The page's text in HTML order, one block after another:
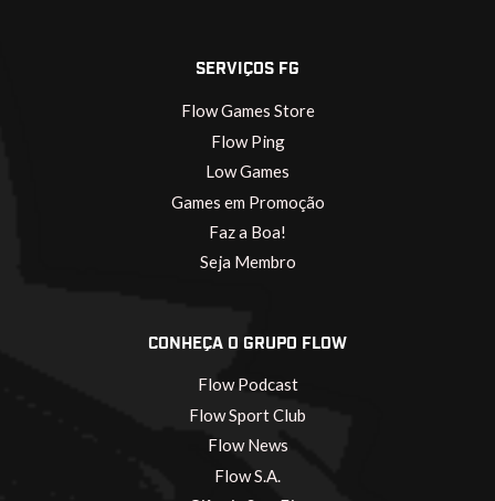
SERVIÇOS FG
Flow Games Store
Flow Ping
Low Games
Games em Promoção
Faz a Boa!
Seja Membro
CONHEÇA O GRUPO FLOW
Flow Podcast
Flow Sport Club
Flow News
Flow S.A.